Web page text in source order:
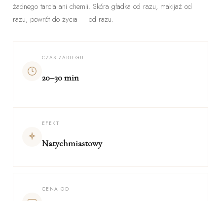
żadnego tarcia ani chemii. Skóra gładka od razu, makijaż od
razu, powrót do życia — od razu.
CZAS ZABIEGU
20–30 min
EFEKT
Natychmiastowy
CENA OD